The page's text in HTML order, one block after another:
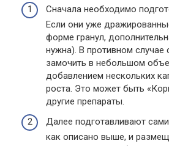
Сначала необходимо
Если они уже
форме гранул,
нужна). В противном случае
замочить в небольшом
добавлением нескольких
роста. Это может быть
другие препараты.
Далее подготавливают
как описано выше, и